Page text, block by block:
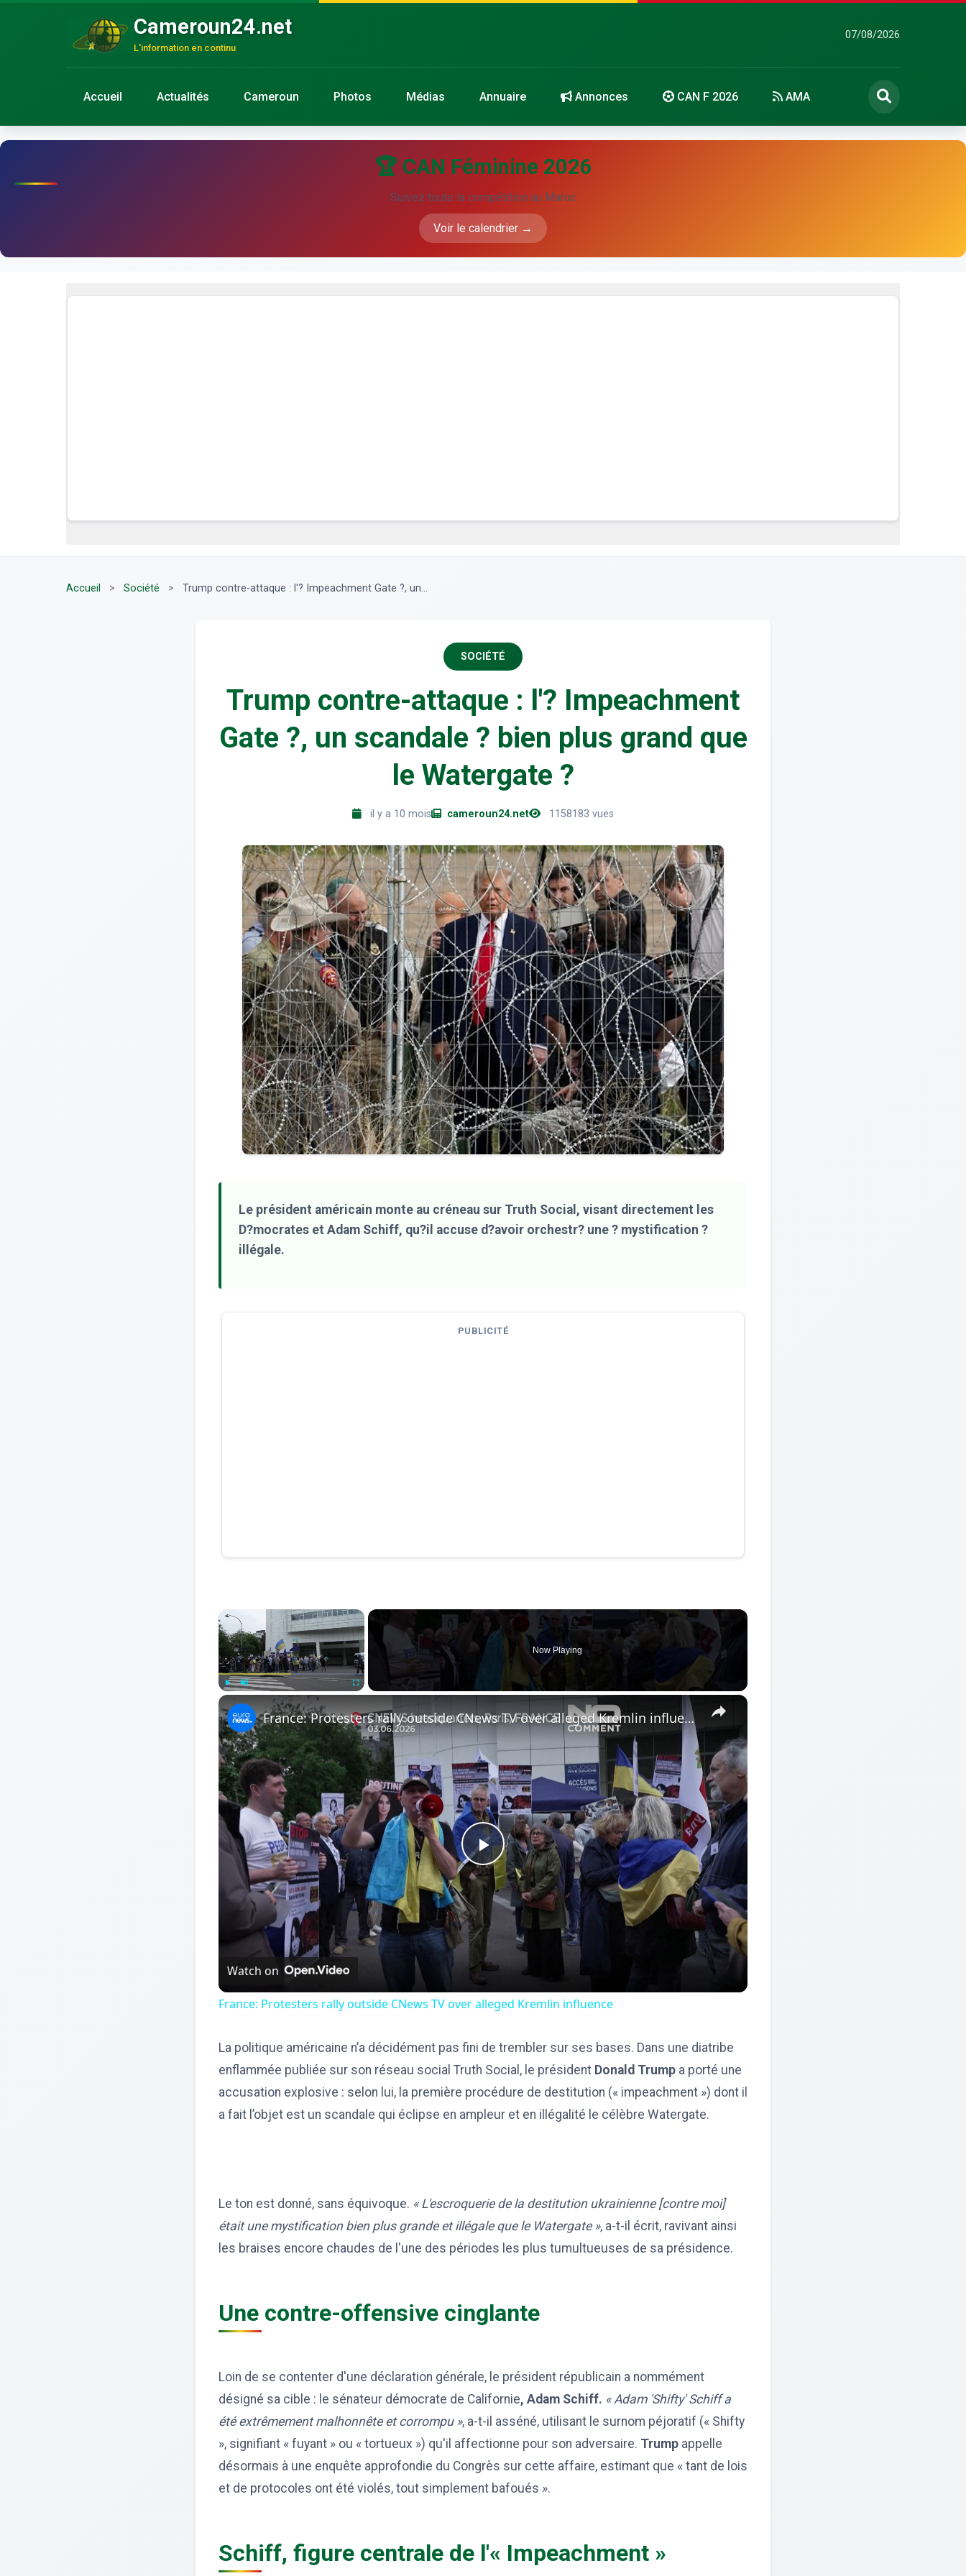
Cameroun24.net
L'information en continu
07/08/2026
Accueil Actualités Cameroun Photos Médias Annuaire Annonces CAN F 2026 AMA
🏆 CAN Féminine 2026
Suivez toute la compétition au Maroc
Voir le calendrier →
Accueil > Société > Trump contre-attaque : l'? Impeachment Gate ?, un...
SOCIÉTÉ
Trump contre-attaque : l'? Impeachment
Gate ?, un scandale ? bien plus grand que
le Watergate ?
il y a 10 mois cameroun24.net 1158183 vues
Le président américain monte au créneau sur Truth Social, visant directement les
D?mocrates et Adam Schiff, qu?il accuse d?avoir orchestr? une ? mystification ?
illégale.
PUBLICITÉ
×
Now Playing
×
Play
Video
France: Protesters rally outside CNews TV over alleged Kremlin influence
Watch on
France: Protesters rally outside CNews TV over alleged Kremlin influence
La politique américaine n’a décidément pas fini de trembler sur ses bases. Dans une diatribe
enflammée publiée sur son réseau social Truth Social, le président Donald Trump a porté une
accusation explosive : selon lui, la première procédure de destitution (« impeachment ») dont il
a fait l’objet est un scandale qui éclipse en ampleur et en illégalité le célèbre Watergate.
Le ton est donné, sans équivoque. « L'escroquerie de la destitution ukrainienne [contre moi]
était une mystification bien plus grande et illégale que le Watergate », a-t-il écrit, ravivant ainsi
les braises encore chaudes de l'une des périodes les plus tumultueuses de sa présidence.
Une contre-offensive cinglante
Loin de se contenter d'une déclaration générale, le président républicain a nommément
désigné sa cible : le sénateur démocrate de Californie, Adam Schiff. « Adam 'Shifty' Schiff a
été extrêmement malhonnête et corrompu », a-t-il asséné, utilisant le surnom péjoratif (« Shifty
», signifiant « fuyant » ou « tortueux ») qu'il affectionne pour son adversaire. Trump appelle
désormais à une enquête approfondie du Congrès sur cette affaire, estimant que « tant de lois
et de protocoles ont été violés, tout simplement bafoués ».
Schiff, figure centrale de l'« Impeachment »